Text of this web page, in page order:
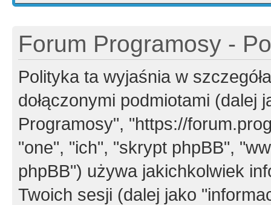
Forum Programosy -
Polityka ta wyjaśnia w
dołączonymi podmiotami (dalej
Programosy", "https://
"one", "ich", "skrypt phpBB",
phpBB") używa jakichkolwiek
Twoich sesji (dalej jako